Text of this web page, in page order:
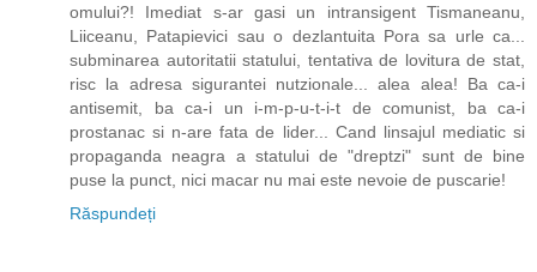
omului?! Imediat s-ar gasi un intransigent Tismaneanu,
Liiceanu, Patapievici sau o dezlantuita Pora sa urle ca...
subminarea autoritatii statului, tentativa de lovitura de stat,
risc la adresa sigurantei nutzionale... alea alea! Ba ca-i
antisemit, ba ca-i un i-m-p-u-t-i-t de comunist, ba ca-i
prostanac si n-are fata de lider... Cand linsajul mediatic si
propaganda neagra a statului de "dreptzi" sunt de bine
puse la punct, nici macar nu mai este nevoie de puscarie!
Răspundeți